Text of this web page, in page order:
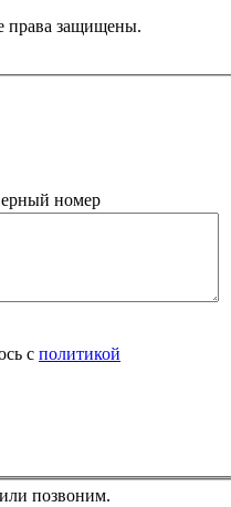
защищены.
номер
с политикой
позвоним.